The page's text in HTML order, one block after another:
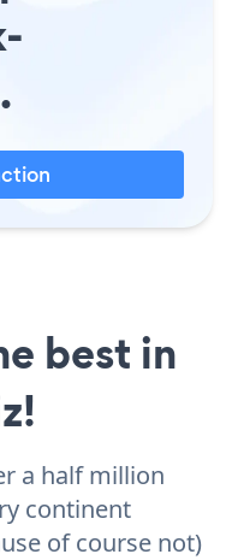
best in
a half million
continent
of course not)